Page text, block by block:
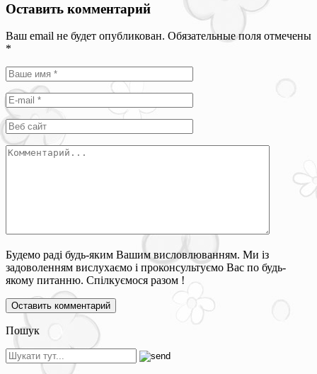
Оставить комментарий
Ваш email не будет опубликован. Обязательные поля отмечены
*
Будемо раді будь-яким Вашим висловлюванням. Ми із
задоволенням вислухаємо і проконсультуємо Вас по будь-
якому питанню. Спілкуємося разом !
Пошук